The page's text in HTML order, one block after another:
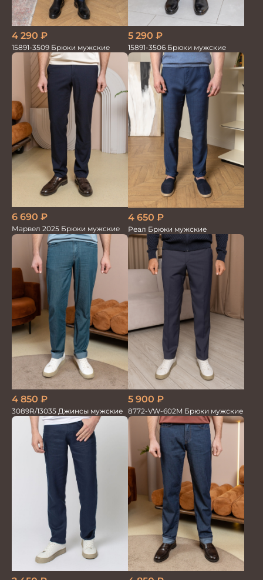
4 290 ₽
15891-3509 Брюки мужские
5 290 ₽
15891-3506 Брюки мужские
6 690 ₽
Марвел 2025 Брюки мужские
4 650 ₽
Реал Брюки мужские
4 850 ₽
3089R/13035 Джинсы мужские
5 900 ₽
8772-VW-602M Брюки мужские